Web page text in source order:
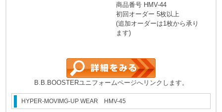
商品番号 HMV-44
初回オーダー 5枚以上
(追加オーダーは1枚から承り
ます)
B.B.BOOSTERユニフォームページへリンクします。
HYPER-MOVIMG-UP WEAR HMV-45